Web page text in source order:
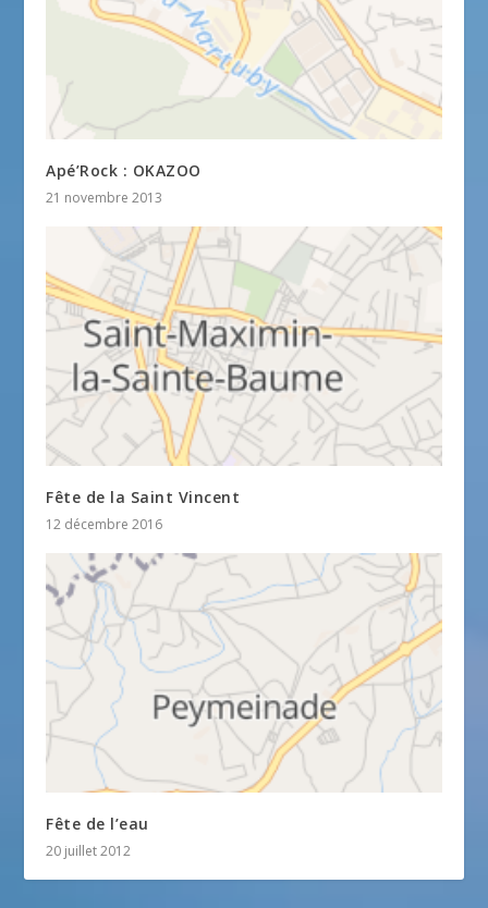
Apé’Rock : OKAZOO
21 novembre 2013
Fête de la Saint Vincent
12 décembre 2016
Fête de l’eau
20 juillet 2012